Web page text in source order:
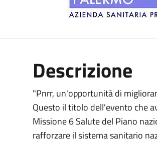
Descrizione
"Pnrr, un'opportunità di
Questo il titolo dell'evento che
Missione 6 Salute del Piano
rafforzare il sistema sanitario